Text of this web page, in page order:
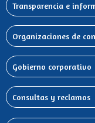
Transparencia e
Organizaciones de
Gobierno corporativo
Consultas y reclamos